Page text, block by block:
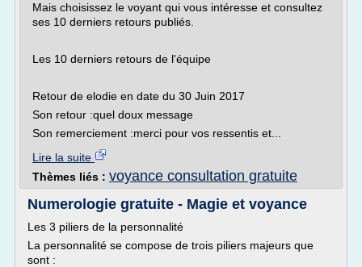
Mais choisissez le voyant qui vous intéresse et consultez
ses 10 derniers retours publiés.
Les 10 derniers retours de l'équipe
Retour de elodie en date du 30 Juin 2017
Son retour :quel doux message
Son remerciement :merci pour vos ressentis et...
Lire la suite
Thèmes liés : voyance consultation gratuite
Numerologie gratuite - Magie et voyance
Les 3 piliers de la personnalité
La personnalité se compose de trois piliers majeurs que
sont :